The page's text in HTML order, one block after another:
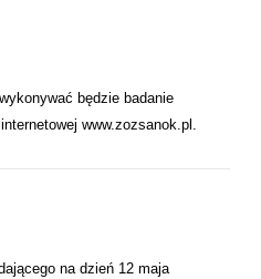
będzie badanie
www.zozsanok.pl.
na dzień 12 maja